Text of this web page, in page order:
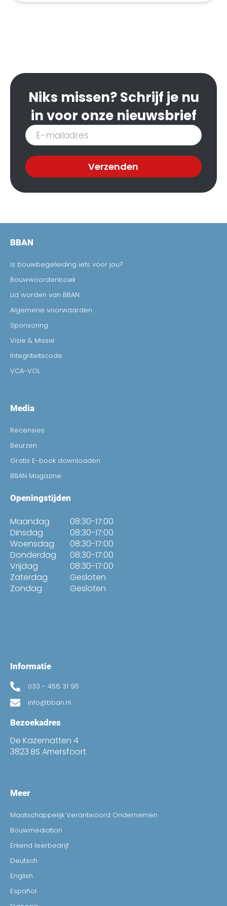
Niks missen? Schrijf je nu
in voor onze nieuwsbrief
Inschrijven
nieuwsbrief
Verzenden
BBAN
Is bouwbegeleiding iets voor jou?
Bouwwoordenboek
Lid worden van BBAN
Algemene voorwaarden
Sponsoring
Visie & Missie
Integriteitscode
VCA-VOL
Media
Recensies
Beurzen
Gratis E-book downloaden
BBAN Magazine
Openingstijden
Maandag
Dinsdag
Woensdag
Donderdag
Vrijdag
Zaterdag
Zondag
08:30-17:00
08:30-17:00
08:30-17:00
08:30-17:00
08:30-17:00
Gesloten
Gesloten
Informatie
033 - 456 31 95
info@bban.nl
Bezoekadres
De Kazematten 4
3823 BS Amersfoort
Meer
Maatschappelijk Verantwoord Ondernemen
Bouwmediation
Erkend leerbedrijf
Deutsch
English
Español